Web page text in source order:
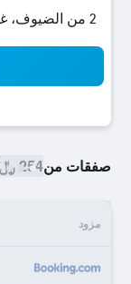
2 من الضيوف، غرفة واحدة
صفقات من254 ﷼
مزود